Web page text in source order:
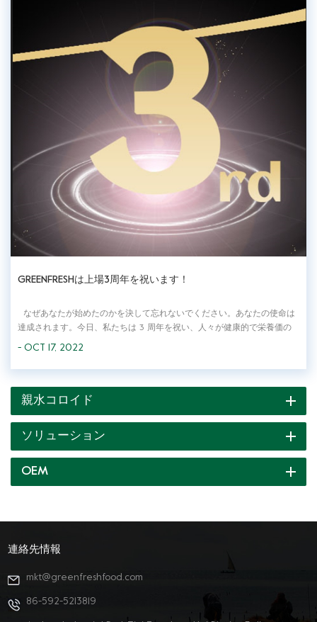
GREENFRESHは上場3周年を祝います！
なぜあなたが始めたのかを決して忘れないでください。あなたの使命は
達成されます。今日、私たちは 3 周年を祝い、人々が健康的で栄養価の
高い原材料を選択できるようにし、人々が健康的な食の権利を持てるよう
ナン、寒天、こん...
- OCT 17, 2022
親水コロイド
ソリューション
OEM
連絡先情報
mkt@greenfreshfood.com
86-592-5213819